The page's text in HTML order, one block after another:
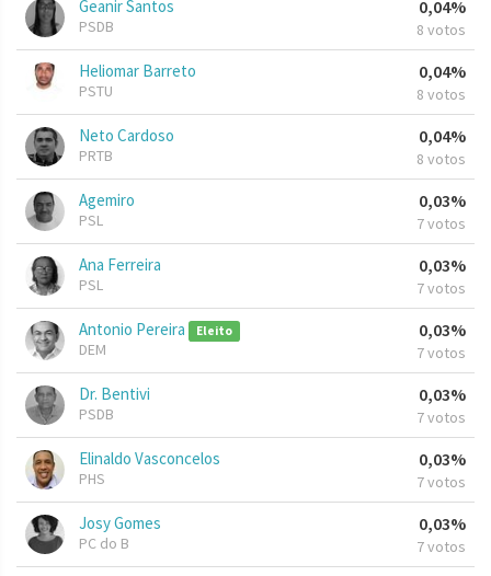
Geanir Santos
PSDB
0,04%
8 votos
Heliomar Barreto
PSTU
0,04%
8 votos
Neto Cardoso
PRTB
0,04%
8 votos
Agemiro
PSL
0,03%
7 votos
Ana Ferreira
PSL
0,03%
7 votos
Antonio Pereira Eleito
DEM
0,03%
7 votos
Dr. Bentivi
PSDB
0,03%
7 votos
Elinaldo Vasconcelos
PHS
0,03%
7 votos
Josy Gomes
PC do B
0,03%
7 votos